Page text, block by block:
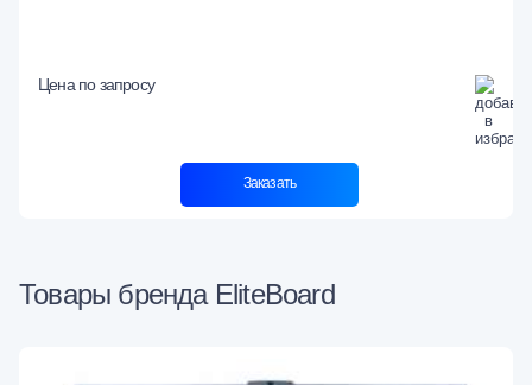
Цена по запросу
Заказать
Товары бренда EliteBoard